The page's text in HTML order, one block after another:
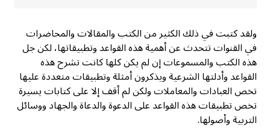
ولقد كتبت في ذلك الكثير من الكتب والمقالات والمحاضرات
في القنوات تتحدث عن أهمية هذه القواعد وتطبيقاتها، لكن جل
هذه الكتب والمسموعات إن لم يكن كلها كانت تشرح هذه
القواعد وأدلتها الشرعية ويذكرون أمثلة وتطبيقات متعددة عليها
تخص العبادات والمعاملات ولكن لم أقف إلا على كتابات يسيرة
تخص تطبيقات هذه القواعد على الدعوة والدعاة والجهاد ووسائل
التربية وأصولها.